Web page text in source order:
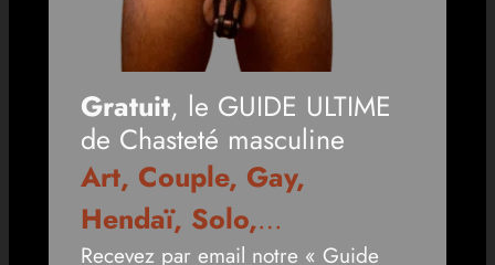
Gratuit, le GUIDE ULTIME
de Chasteté masculine
Art, Couple, Gay,
Hendaï, Solo,…
Recevez par email notre « Guide